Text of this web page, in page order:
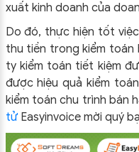
xuất kinh doanh của
Do đó, thực hiện tốt
thu tiền trong kiểm toán
ty kiểm toán tiết kiệm
được hiệu quả kiểm
kiểm toán chu trình bán
tử Easyinvoice mời quý